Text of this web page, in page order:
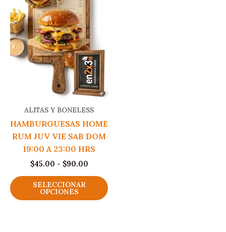
ALITAS Y BONELESS
HAMBURGUESAS HOME
RUM JUV VIE SAB DOM
19:00 A 23:00 HRS
$45.00 - $90.00Rango
precios:
desde
$45.00
SELECCIONAR
OPCIONES
producto